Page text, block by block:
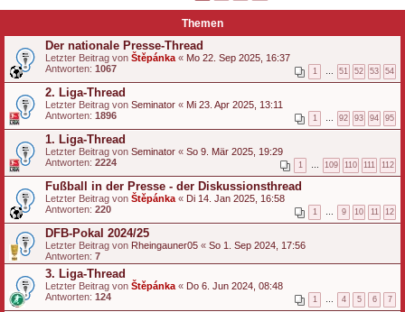
Themen
Der nationale Presse-Thread
Letzter Beitrag von Štěpánka « Mo 22. Sep 2025, 16:37
Antworten: 1067 1 51 52 53 54
2. Liga-Thread
Letzter Beitrag von Seminator « Mi 23. Apr 2025, 13:11
Antworten: 1896 1 92 93 94 95
1. Liga-Thread
Letzter Beitrag von Seminator « So 9. Mär 2025, 19:29
Antworten: 2224 1 109 110 111 112
Fußball in der Presse - der Diskussionsthread
Letzter Beitrag von Štěpánka « Di 14. Jan 2025, 16:58
Antworten: 220 1 9 10 11 12
DFB-Pokal 2024/25
Letzter Beitrag von Rheingauner05 « So 1. Sep 2024, 17:56
Antworten: 7
3. Liga-Thread
Letzter Beitrag von Štěpánka « Do 6. Jun 2024, 08:48
Antworten: 124 1 4 5 6 7